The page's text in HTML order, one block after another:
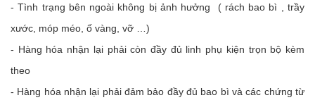
- Tình trạng bên ngoài không bị ảnh hưởng ( rách bao bì , trầy
xước, móp méo, ố vàng, vỡ …)
- Hàng hóa nhận lại phải còn đầy đủ linh phụ kiện trọn bộ kèm
theo
- Hàng hóa nhận lại phải đảm bảo đầy đủ bao bì và các chứng từ